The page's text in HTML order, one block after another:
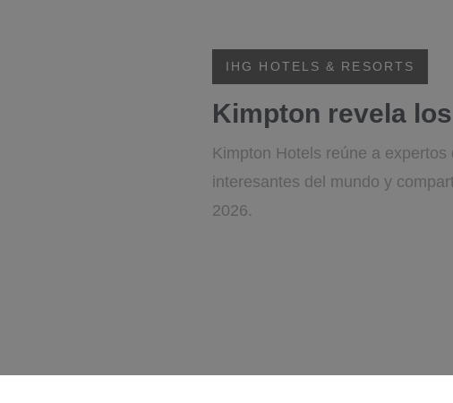
IHG HOTELS & RESORTS
Kimpton revela
Kimpton Hotels reúne a
interesantes del mundo y
2026.